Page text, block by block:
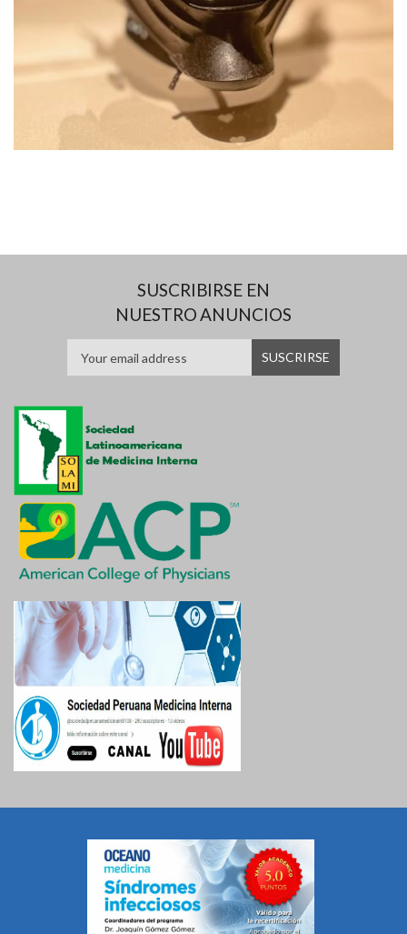
SUSCRIBIRSE EN
NUESTRO ANUNCIOS